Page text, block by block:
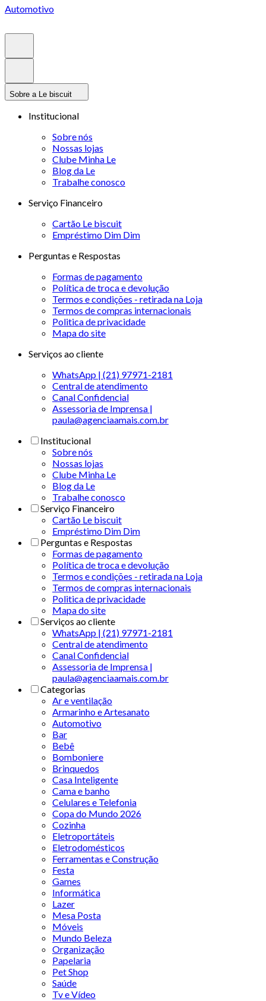
Automotivo
Sobre a Le biscuit
Institucional
Sobre nós
Nossas lojas
Clube Minha Le
Blog da Le
Trabalhe conosco
Serviço Financeiro
Cartão Le biscuit
Empréstimo Dim Dim
Perguntas e Respostas
Formas de pagamento
Política de troca e devolução
Termos e condições - retirada na Loja
Termos de compras internacionais
Politica de privacidade
Mapa do site
Serviços ao cliente
WhatsApp | (21) 97971-2181
Central de atendimento
Canal Confidencial
Assessoria de Imprensa |
paula@agenciaamais.com.br
Institucional
Sobre nós
Nossas lojas
Clube Minha Le
Blog da Le
Trabalhe conosco
Serviço Financeiro
Cartão Le biscuit
Empréstimo Dim Dim
Perguntas e Respostas
Formas de pagamento
Política de troca e devolução
Termos e condições - retirada na Loja
Termos de compras internacionais
Politica de privacidade
Mapa do site
Serviços ao cliente
WhatsApp | (21) 97971-2181
Central de atendimento
Canal Confidencial
Assessoria de Imprensa |
paula@agenciaamais.com.br
Categorias
Ar e ventilação
Armarinho e Artesanato
Automotivo
Bar
Bebê
Bomboniere
Brinquedos
Casa Inteligente
Cama e banho
Celulares e Telefonia
Copa do Mundo 2026
Cozinha
Eletroportáteis
Eletrodomésticos
Ferramentas e Construção
Festa
Games
Informática
Lazer
Mesa Posta
Móveis
Mundo Beleza
Organização
Papelaria
Pet Shop
Saúde
Tv e Vídeo